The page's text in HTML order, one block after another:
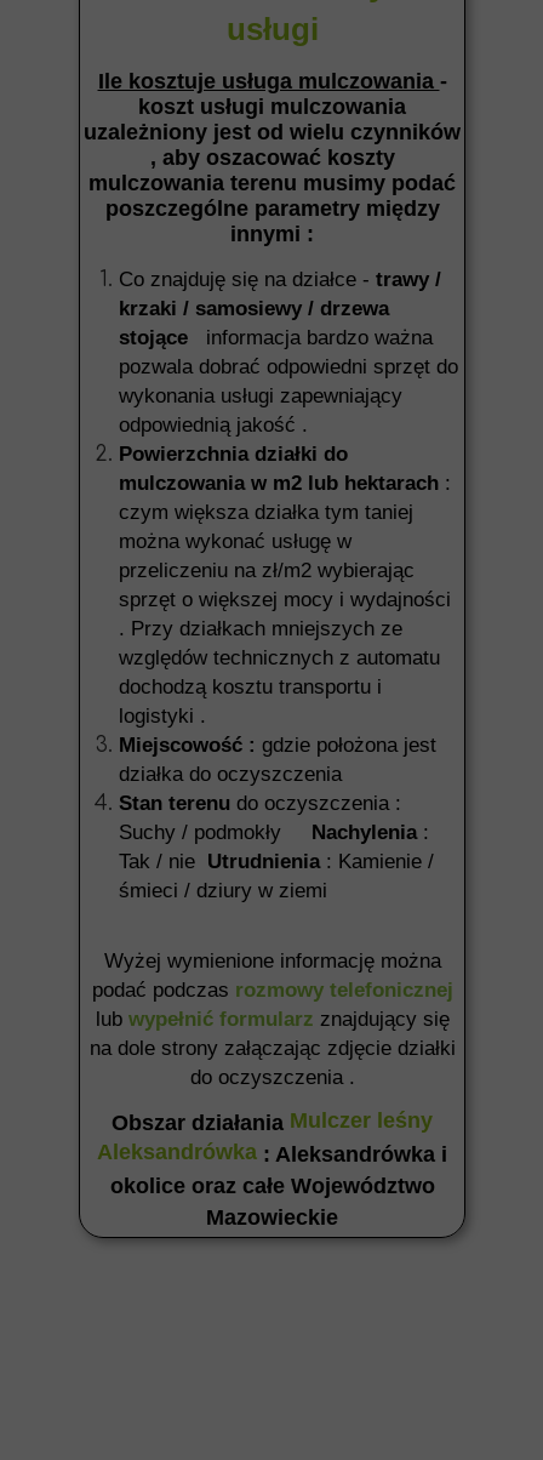
usługi
Ile kosztuje usługa mulczowania -
koszt usługi mulczowania
uzależniony jest od wielu czynników
, aby oszacować koszty
mulczowania terenu musimy podać
poszczególne parametry między
innymi :
Co znajduję się na działce - trawy /
krzaki / samosiewy / drzewa
stojące informacja bardzo ważna
pozwala dobrać odpowiedni sprzęt do
wykonania usługi zapewniający
odpowiednią jakość .
Powierzchnia działki do
mulczowania w m2 lub hektarach :
czym większa działka tym taniej
można wykonać usługę w
przeliczeniu na zł/m2 wybierając
sprzęt o większej mocy i wydajności
. Przy działkach mniejszych ze
względów technicznych z automatu
dochodzą kosztu transportu i
logistyki .
Miejscowość : gdzie położona jest
działka do oczyszczenia
Stan terenu do oczyszczenia :
Suchy / podmokły Nachylenia:
Tak / nie Utrudnienia: Kamienie /
śmieci / dziury w ziemi
Wyżej wymienione informację można
podać podczas rozmowy telefonicznej
lub wypełnić formularz znajdujący się
na dole strony załączając zdjęcie działki
do oczyszczenia .
Obszar działania Mulczer leśny
Aleksandrówka : Aleksandrówka i
okolice oraz całe Województwo
Mazowieckie